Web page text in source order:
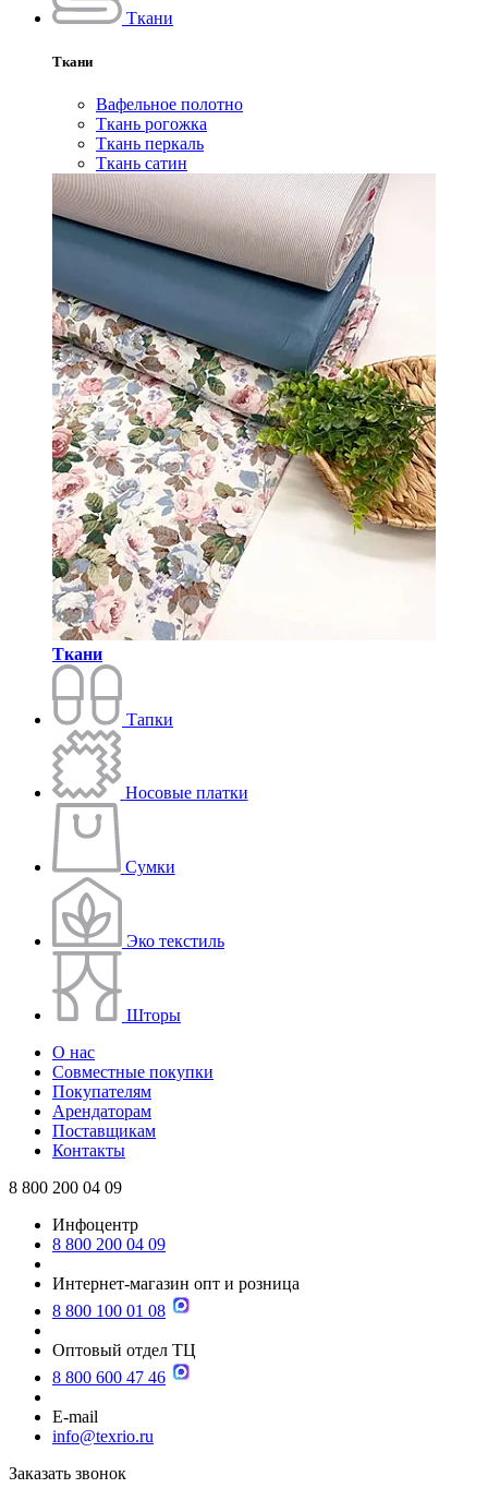
Ткани
Ткани
Вафельное полотно
Ткань рогожка
Ткань перкаль
Ткань сатин
Ткани
Тапки
Носовые платки
Сумки
Эко текстиль
Шторы
О нас
Совместные покупки
Покупателям
Арендаторам
Поставщикам
Контакты
8 800 200 04 09
Инфоцентр
8 800 200 04 09
Интернет-магазин опт и розница
8 800 100 01 08
Оптовый отдел ТЦ
8 800 600 47 46
E-mail
info@texrio.ru
Заказать звонок